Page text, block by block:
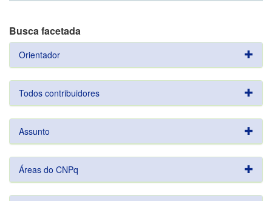
Busca facetada
Orientador
Todos contribuidores
Assunto
Áreas do CNPq